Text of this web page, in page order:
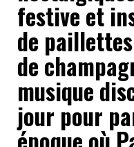
festive et
de
de
musique
jour pour